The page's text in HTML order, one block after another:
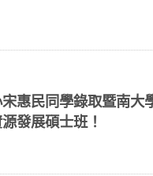
惠民同學錄取暨南
發展碩士班！